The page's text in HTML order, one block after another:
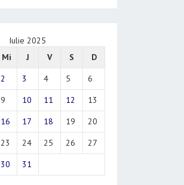
Iulie 2025
Mi J V S
D
2 3 4 5
6
9 10 11 12
13
16 17 18 19
20
23 24 25 26
27
30 31